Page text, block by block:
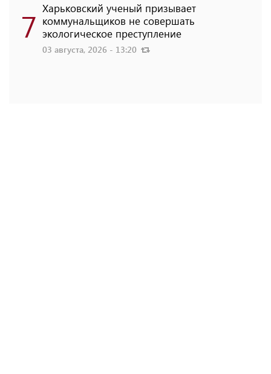
7 Харьковский ученый призывает
коммунальщиков не совершать
экологическое преступление
03 августа, 2026 - 13:20